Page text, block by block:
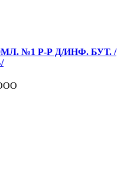
№1 Р-Р Д/ИНФ. БУТ. /